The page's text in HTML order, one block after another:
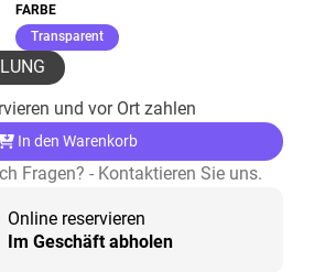
FARBE
Transparent(ausgewählt)
und vor Ort zahlen
In den Warenkorb
Fragen? - Kontaktieren Sie uns.
Online reservieren
Im Geschäft abholen